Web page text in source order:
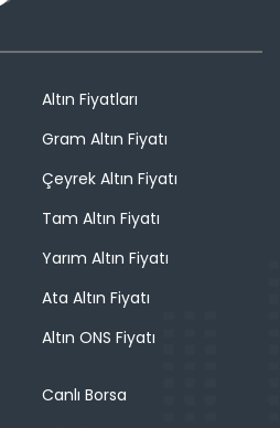
Altın Fiyatları
Gram Altın Fiyatı
Çeyrek Altın Fiyatı
Tam Altın Fiyatı
Yarım Altın Fiyatı
Ata Altın Fiyatı
Altın ONS Fiyatı
Canlı Borsa